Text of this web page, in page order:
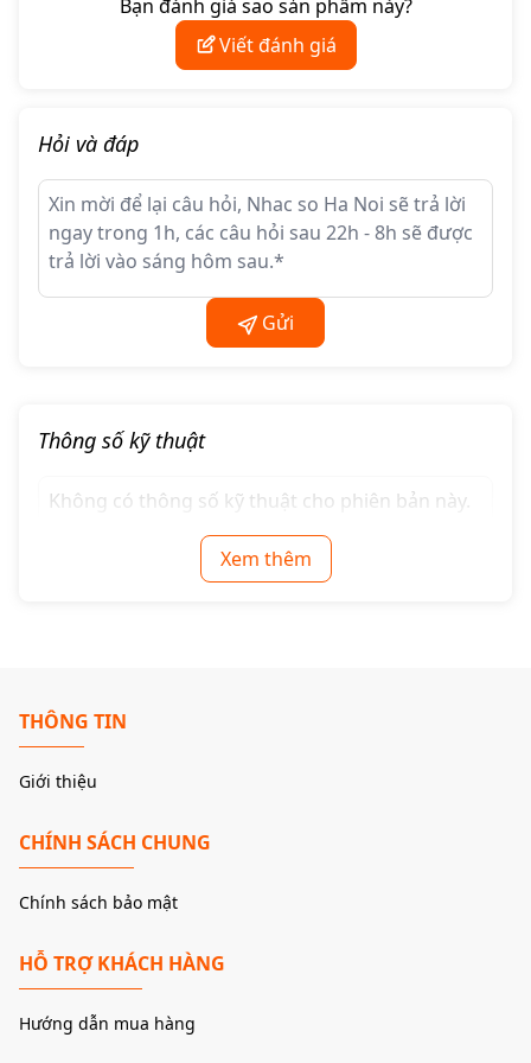
FiiO Warmer R2R mang phong cách thiết kế vintage
rõ rệt với:
Đồng hồ VU meter cơ học hai kênh
Đèn nền vàng đặc trưng
Khung máy kim loại hoàn thiện chắc chắn
Thiết kế này không chỉ mang tính thẩm mỹ mà còn
tín hiệu, tạo cảm giác tương tác với âm nhạc – một
yếu tố quan trọng với audiophile.
Kiến trúc R2R Ladder – nền tảng tạo nên chất
Khác với DAC chip phổ biến, Warmer R2R sử dụng
độ chính xác cao (0.1%)
Chuyển đổi tín hiệu tuyến tính trực tiếp
Không phụ thuộc vào thuật toán nội suy
Bạn đánh giá sao sản phẩm này?
Viết đánh giá
Hỏi và đáp
Gửi
Thông số kỹ thuật
Không có thông số kỹ thuật cho phiên bản này.
Xem thêm
THÔNG TIN
Giới thiệu
CHÍNH SÁCH CHUNG
Chính sách bảo mật
HỖ TRỢ KHÁCH HÀNG
Hướng dẫn mua hàng